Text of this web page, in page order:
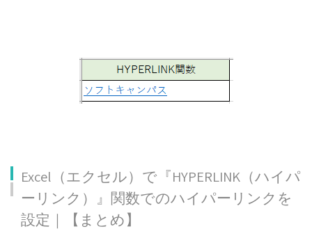
Excel（エクセル）で『HYPERLINK（ハイパ
ーリンク）』関数でのハイパーリンクを
設定｜【まとめ】